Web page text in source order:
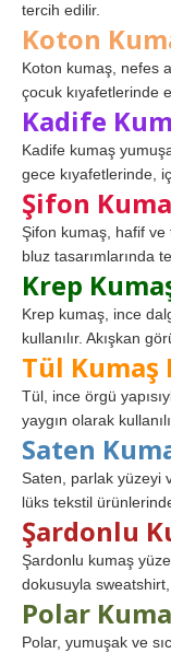
tercih edilir.
Koton
Koton kumaş, nefes
çocuk kıyafetlerinde
Kadife
Kadife kumaş
gece kıyafetlerinde,
Şifon
Şifon kumaş, hafif ve
bluz tasarımlarında
Krep
Krep kumaş, ince
kullanılır. Akışkan
Tül Kumaş
Tül, ince örgü
yaygın olarak
Saten
Saten, parlak yüzeyi
lüks tekstil
Şardonlu
Şardonlu kumaş
dokusuyla
Polar
Polar, yumuşak ve